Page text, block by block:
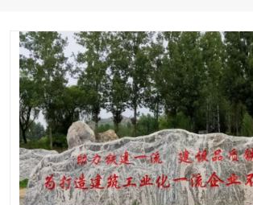
门牌石 奠基石
黄蜡石 大型石雕
人物雕塑 异型石材
石雕狮子 刻字石